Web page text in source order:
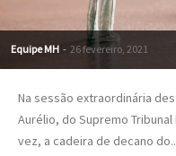
Equipe MH - 26 fevereiro, 2021
Na sessão extraordinária
Aurélio, do Supremo
vez, a cadeira de decano